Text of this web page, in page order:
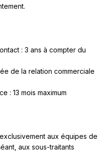
: 3 ans à compter du
de la relation commerciale
: 13 mois maximum
aux équipes de
aux sous-traitants